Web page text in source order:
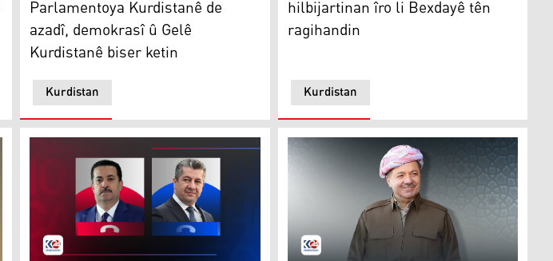
Kurdistan
Parlamentoya Kurdistanê de
azadî, demokrasî û Gelê
Kurdistanê biser ketin
Kurdistan
hilbijartinan îro li Bexdayê tên
ragihandin